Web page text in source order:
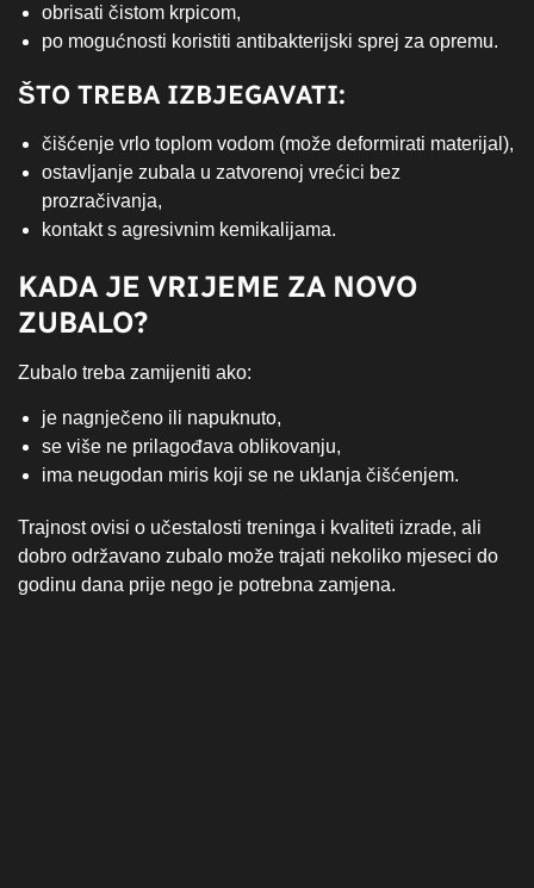
obrisati čistom krpicom,
po mogućnosti koristiti antibakterijski sprej za opremu.
ŠTO TREBA IZBJEGAVATI:
čišćenje vrlo toplom vodom (može deformirati materijal),
ostavljanje zubala u zatvorenoj vrećici bez
prozračivanja,
kontakt s agresivnim kemikalijama.
KADA JE VRIJEME ZA NOVO
ZUBALO?
Zubalo treba zamijeniti ako:
je nagnječeno ili napuknuto,
se više ne prilagođava oblikovanju,
ima neugodan miris koji se ne uklanja čišćenjem.
Trajnost ovisi o učestalosti treninga i kvaliteti izrade, ali
dobro održavano zubalo može trajati nekoliko mjeseci do
godinu dana prije nego je potrebna zamjena.